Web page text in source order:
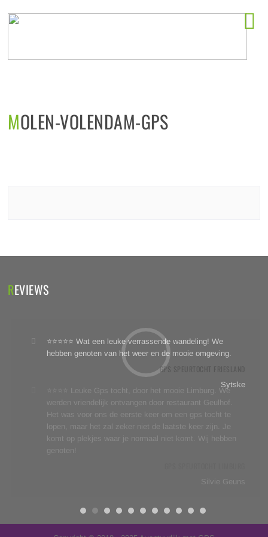
MOLEN-VOLENDAM-GPS
REVIEWS
⭐⭐⭐⭐⭐ Wat een leuke verrassende wandeling! We
hebben genoten van het weer en de mooie omgeving.
GPS SPEURTOCHT FRIESLAND
Sytske
⭐⭐⭐⭐ Leuke Gps tocht, door het mooie Limburg. We
werden vriendelijk ontvangen door restaurant Geulhof.
Het was voor ons de eerste keer om een gps tocht te
lopen, maar het zal zeker niet de laatste keer zijn. Je
komt op plekjes waar je normaal niet komt. Wij hebben
genoten!
Silvie Geuns